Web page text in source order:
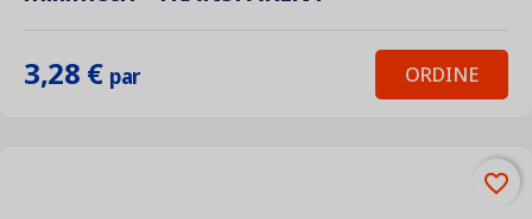
3,28 € par ORDINE
favorite_border